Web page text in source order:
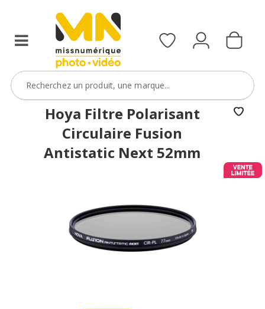
le
ObjectifFiltre5
VOIR L'OFFRE
Hoya Filtre Polarisant
Circulaire Fusion
Antistatic Next 52mm